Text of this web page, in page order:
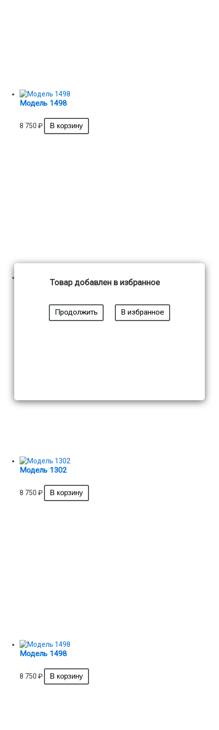
Модель 1498
8 750 ₽
Модель 1449
Модель 1302
8 750 ₽
Модель 1498
8 750 ₽
Товар добавлен в избранное
Продолжить В избранное